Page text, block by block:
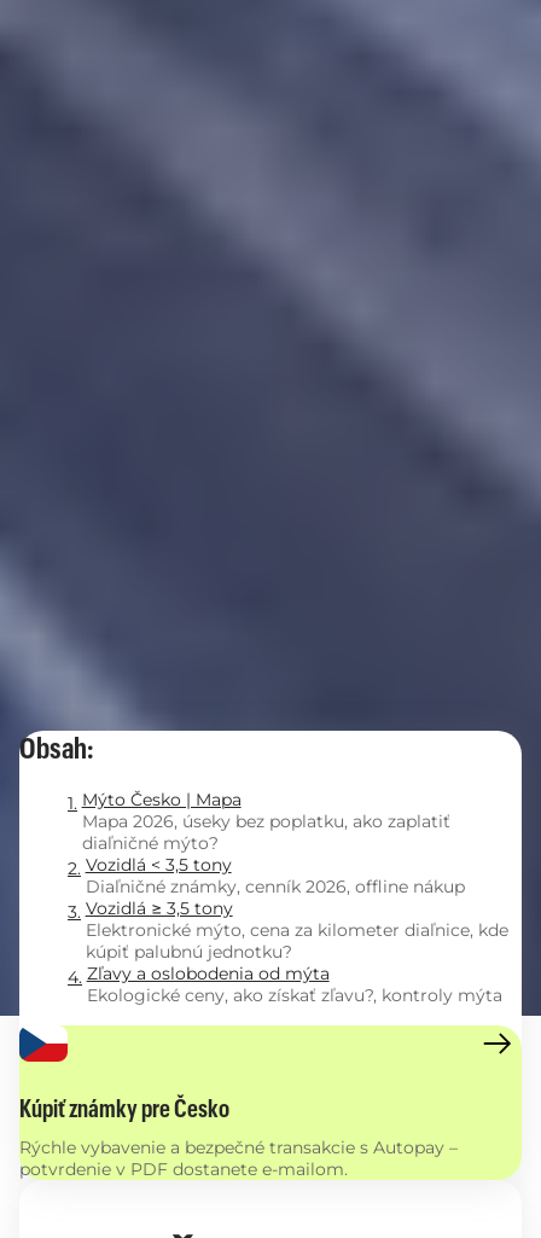
Obsah:
Mýto Česko | Mapa
Mapa 2026, úseky bez poplatku, ako zaplatiť
diaľničné mýto?
Vozidlá < 3,5 tony
Diaľničné známky, cenník 2026, offline nákup
Vozidlá ≥ 3,5 tony
Elektronické mýto, cena za kilometer diaľnice, kde
kúpiť palubnú jednotku?
Zľavy a oslobodenia od mýta
Ekologické ceny, ako získať zľavu?, kontroly mýta
Kúpiť známky pre Česko
Rýchle vybavenie a bezpečné transakcie s Autopay –
potvrdenie v PDF dostanete e-mailom.